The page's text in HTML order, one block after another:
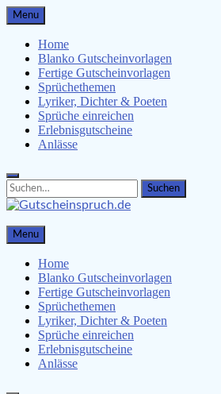
Skip
to
content
Menu
Home
Blanko Gutscheinvorlagen
Fertige Gutscheinvorlagen
Sprüchethemen
Lyriker, Dichter & Poeten
Sprüche einreichen
Erlebnisgutscheine
Anlässe
Search
for:
Search
Gutscheinspruch.de
Gutscheinsprüche &
Menu
Home
Blanko Gutscheinvorlagen
Fertige Gutscheinvorlagen
Sprüchethemen
Lyriker, Dichter & Poeten
Sprüche einreichen
Erlebnisgutscheine
Anlässe